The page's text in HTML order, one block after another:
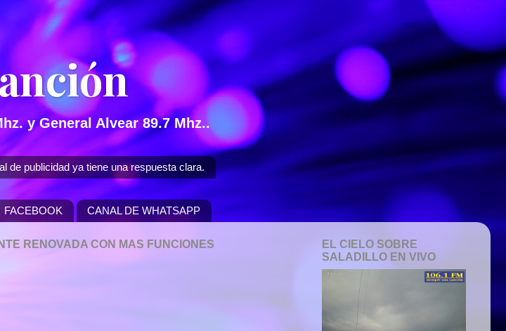
y General Alvear 89.7 Mhz..
de publicidad ya tiene una respuesta clara.
FACEBOOK CANAL DE WHATSAPP
RENOVADA CON MAS FUNCIONES
EL CIELO SOBRE
SALADILLO EN VIVO